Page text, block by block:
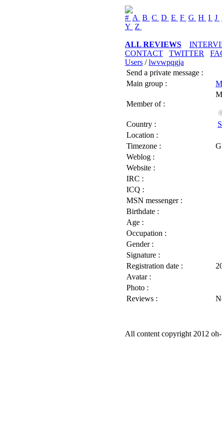
# A B C D E F G H I J
Y Z
ALL REVIEWS
CONTACT
TWITTER
Users /lwvwpqgja
Send a private message :
Main group :
Member of :
Country :
Location :
Timezone :
Weblog :
Website :
IRC :
ICQ :
MSN messenger :
Birthdate :
Age :
Occupation :
Gender :
Signature :
Registration date :
Avatar :
Photo :
Reviews :
All content copyright 2012